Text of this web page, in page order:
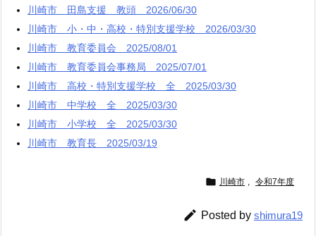
川崎市 田島支援 教頭 2026/06/30
川崎市 小・中・高校・特別支援学校 2026/03/30
川崎市 教育委員会 2025/08/01
川崎市 教育委員会事務局 2025/07/01
川崎市 高校・特別支援学校 全 2025/03/30
川崎市 中学校 全 2025/03/30
川崎市 小学校 全 2025/03/30
川崎市 教育長 2025/03/19
 川崎市 , 令和7年度
 Posted by shimura19